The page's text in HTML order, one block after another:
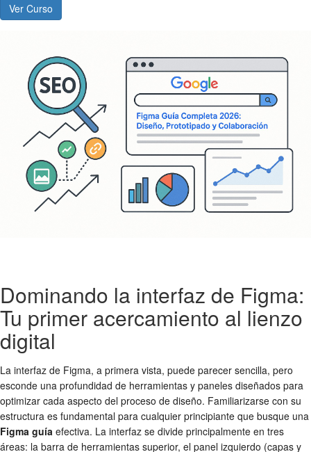
Ver Curso
Dominando la interfaz de Figma:
Tu primer acercamiento al lienzo
digital
La interfaz de Figma, a primera vista, puede parecer sencilla, pero
esconde una profundidad de herramientas y paneles diseñados para
optimizar cada aspecto del proceso de diseño. Familiarizarse con su
estructura es fundamental para cualquier principiante que busque una
Figma guía efectiva. La interfaz se divide principalmente en tres
áreas: la barra de herramientas superior, el panel izquierdo (capas y